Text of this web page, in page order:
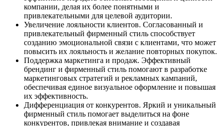
компании, делая их более понятными и
привлекательными для целевой аудитории.
Увеличение лояльности клиентов. Согласованный и
привлекательный фирменный стиль способствует
созданию эмоциональной связи с клиентами, что может
повысить их лояльность и желание повторных покупок.
Поддержка маркетинга и продаж. Эффективный
брендинг и фирменный стиль помогают в разработке
маркетинговых стратегий и рекламных кампаний,
обеспечивая единое визуальное оформление и повышая
их эффективность.
Дифференциация от конкурентов. Яркий и уникальный
фирменный стиль помогает выделиться на фоне
конкурентов, привлекая внимание и создавая